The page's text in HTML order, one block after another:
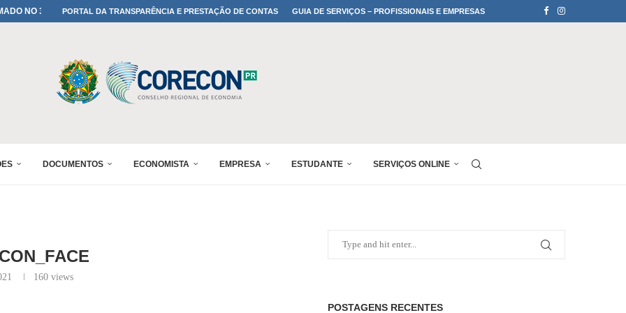
A TODOS OS PAIS!PORTAL DA TRANSPARÊNCIA E PRESTAÇÃO DE CONTAS GUIA DE SERVIÇOS – PROFISSIONAIS E EMPRESAS
DOCUMENTOS ECONOMISTA EMPRESA ESTUDANTE SERVIÇOS ONLINE
160views
POSTAGENS RECENTES